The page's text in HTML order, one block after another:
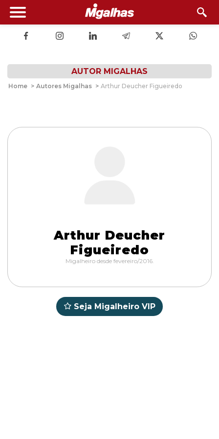
AUTOR MIGALHAS
Home > Autores Migalhas > Arthur Deucher Figueiredo
Arthur Deucher
Figueiredo
Migalheiro desde fevereiro/2016.
Seja Migalheiro VIP